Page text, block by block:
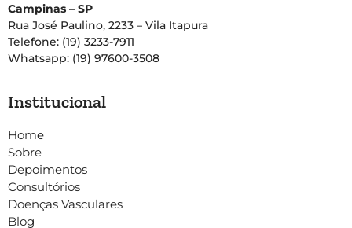
Campinas – SP
Rua José Paulino, 2233 – Vila Itapura
Telefone: (19) 3233-7911
Whatsapp: (19) 97600-3508
Institucional
Home
Sobre
Depoimentos
Consultórios
Doenças Vasculares
Blog